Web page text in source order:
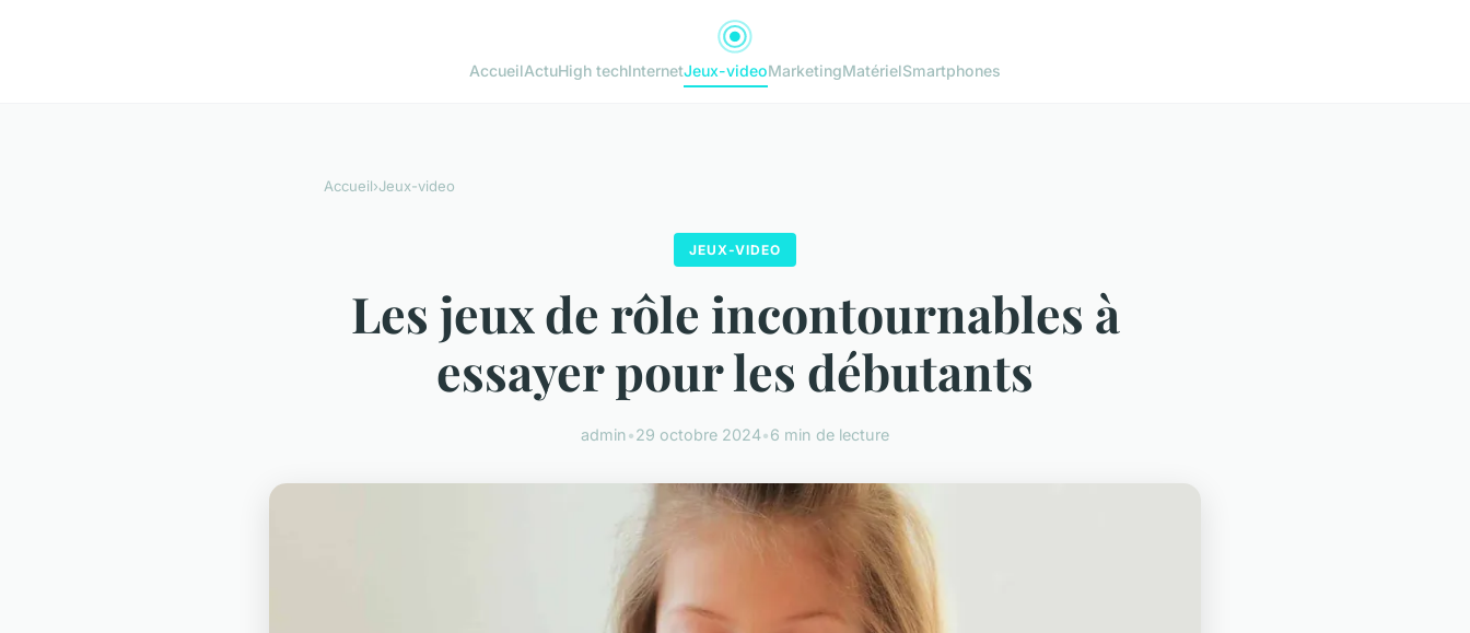
AccueilActuHigh techInternetJeux-videoMarketingMatérielSmartphones
Accueil›Jeux-video
JEUX-VIDEO
Les jeux de rôle incontournables à
essayer pour les débutants
admin•29 octobre 2024•6 min de lecture